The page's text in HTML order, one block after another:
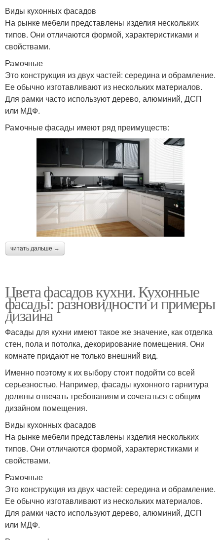
Виды кухонных фасадов
На рынке мебели представлены изделия нескольких
типов. Они отличаются формой, характеристиками и
свойствами.
Рамочные
Это конструкция из двух частей: середина и обрамление.
Ее обычно изготавливают из нескольких материалов.
Для рамки часто используют дерево, алюминий, ДСП
или МДФ.
Рамочные фасады имеют ряд преимуществ:
читать дальше →
Цвета фасадов кухни. Кухонные
фасады: разновидности и примеры
дизайна
Фасады для кухни имеют такое же значение, как отделка
стен, пола и потолка, декорирование помещения. Они
комнате придают не только внешний вид.
Именно поэтому к их выбору стоит подойти со всей
серьезностью. Например, фасады кухонного гарнитура
должны отвечать требованиям и сочетаться с общим
дизайном помещения.
Виды кухонных фасадов
На рынке мебели представлены изделия нескольких
типов. Они отличаются формой, характеристиками и
свойствами.
Рамочные
Это конструкция из двух частей: середина и обрамление.
Ее обычно изготавливают из нескольких материалов.
Для рамки часто используют дерево, алюминий, ДСП
или МДФ.